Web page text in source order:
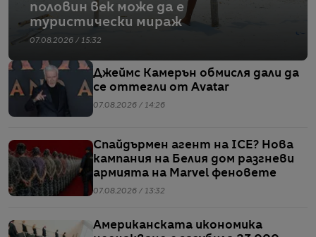
половин век може да е
туристически мираж
07.08.2026 / 15:32
Джеймс Камерън обмисля дали да
се оттегли от Avatar
07.08.2026 / 14:26
Спайдърмен агент на ICE? Нова
кампания на Белия дом разгневи
армията на Marvel феновете
07.08.2026 / 13:32
Американската икономика